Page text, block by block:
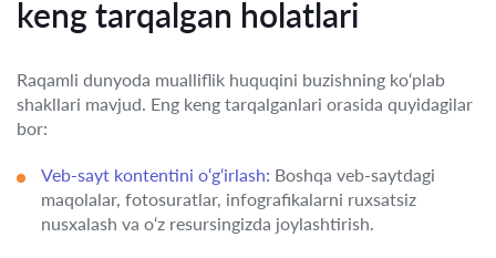
keng tarqalgan holatlari
Raqamli dunyoda mualliflik huquqini buzishning ko‘plab
shakllari mavjud. Eng keng tarqalganlari orasida quyidagilar
bor:
Veb-sayt kontentini o‘g‘irlash: Boshqa veb-saytdagi
maqolalar, fotosuratlar, infografikalarni ruxsatsiz
nusxalash va o‘z resursingizda joylashtirish.